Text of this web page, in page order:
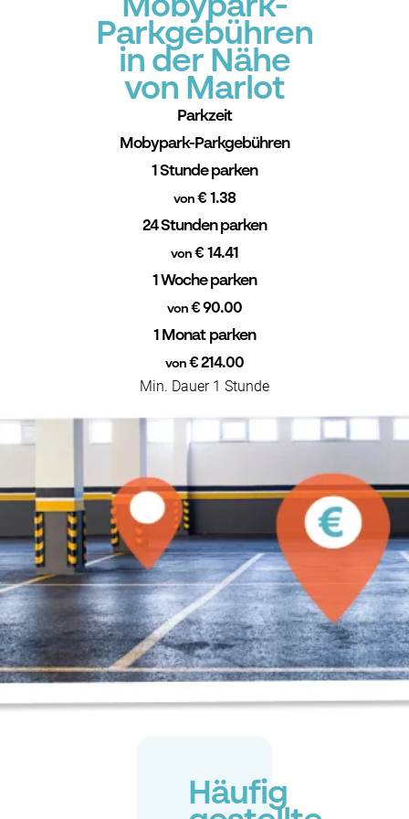
Mobypark-
Parkgebühren
in der Nähe
von Marlot
Parkzeit
Mobypark-Parkgebühren
1 Stunde parken
von € 1.38
24 Stunden parken
von € 14.41
1 Woche parken
von€ 90.00
1 Monat parken
von€ 214.00
Min. Dauer 1 Stunde
Häufig